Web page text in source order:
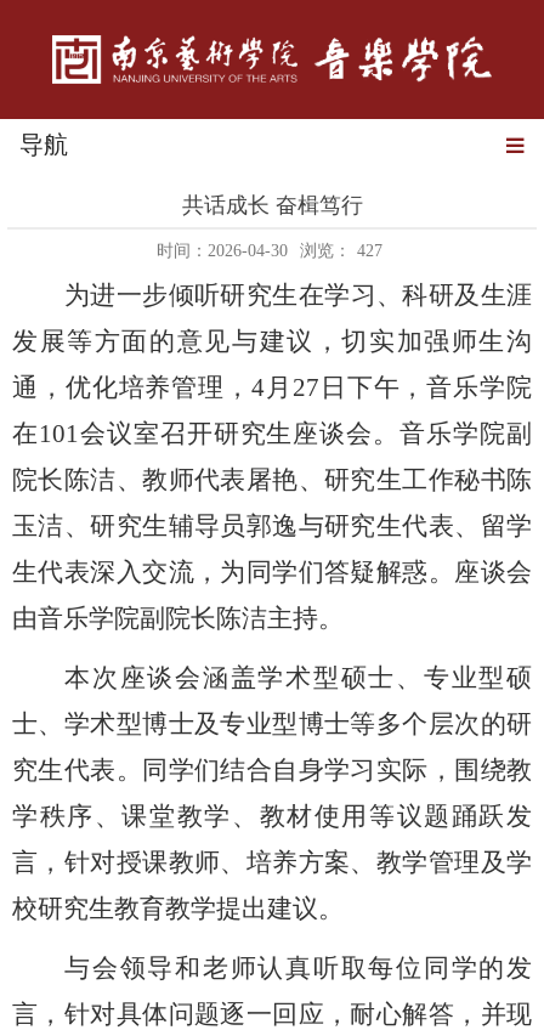
导航
共话成长 奋楫笃行
时间：2026-04-30 浏览： 427
为进一步倾听研究生在学习、科研及生涯
发展等方面的意见与建议，切实加强师生沟
通，优化培养管理，4月27日下午，音乐学院
在101会议室召开研究生座谈会。音乐学院副
院长陈洁、教师代表屠艳、研究生工作秘书陈
玉洁、研究生辅导员郭逸与研究生代表、留学
生代表深入交流， 为同学们答疑解惑。座谈会
由音乐学院副院长陈洁主持。
本次座谈会涵盖学术型硕士、专业型硕
士、学术型博士及专业型博士等多个层次的研
究生代表。同学们结合自身学习实际，围绕教
学秩序、课堂教学、教材使用 等议题踊跃发
言，针对授课教师、培养方案、教学管理及学
校研究生教育教学提出建议。
与会领导和老师认真听取每位同学的发
言，针对具体问题逐一回应，耐心解答，并现